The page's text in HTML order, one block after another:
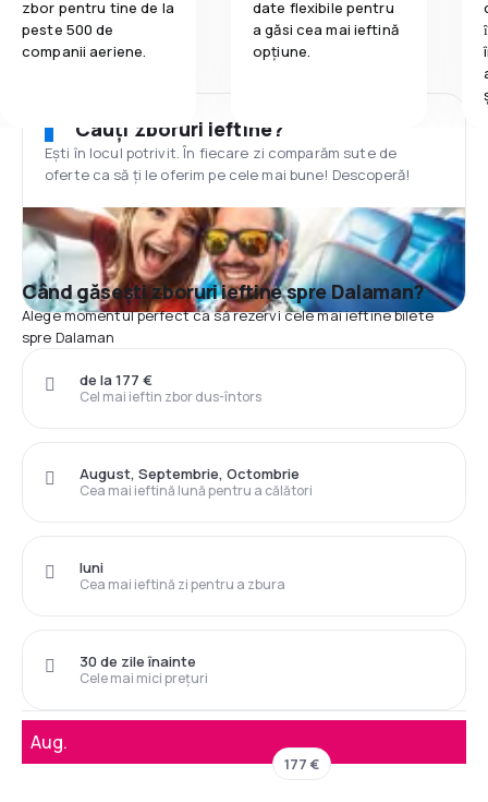
zbor pentru tine de la
peste 500 de
companii aeriene.
date flexibile pentru
a găsi cea mai ieftină
opțiune.
Cauți zboruri ieftine?
Ești în locul potrivit. În fiecare zi comparăm sute de
oferte ca să ți le oferim pe cele mai bune! Descoperă!
Când găsești zboruri ieftine spre Dalaman?
Alege momentul perfect ca să rezervi cele mai ieftine bilete
spre Dalaman
Cel mai ieftin zbor dus-întors
de la 177 €
Cea mai ieftină lună pentru a călători
August, Septembrie, Octombrie
Cea mai ieftină zi pentru a zbura
luni
Cele mai mici prețuri
30 de zile înainte
Aug.
177 €